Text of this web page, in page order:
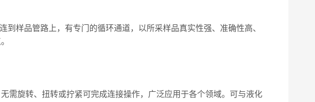
样品管路上，有专门的循环通道，以所采样品真实性强、准确性高、
旋转、扭转或拧紧可完成连接操作，广泛应用于各个领域。可与液化